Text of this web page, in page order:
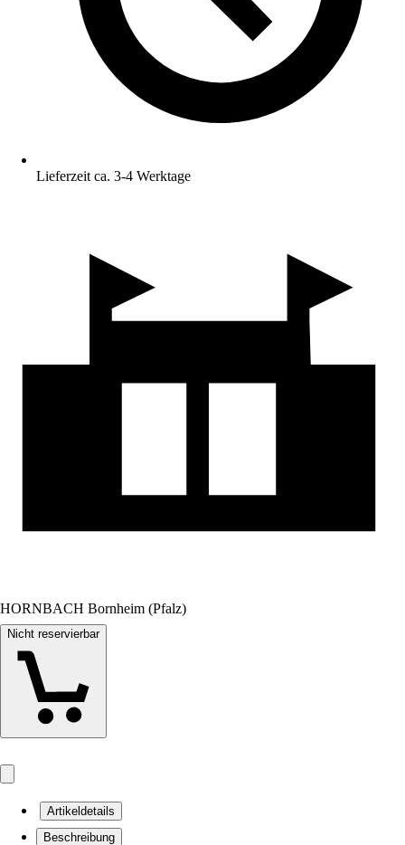
Lieferzeit ca. 3-4 Werktage
HORNBACH Bornheim (Pfalz)
Nicht reservierbar
Artikeldetails
Beschreibung